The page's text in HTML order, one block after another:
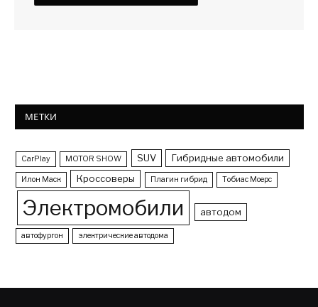
МЕТКИ
CarPlay MOTOR SHOW SUV Гибридные автомобили
Илон Маск Кроссоверы Плагин гибрид Тобиас Моерс
Электромобили автодом
автофургон электрические автодома